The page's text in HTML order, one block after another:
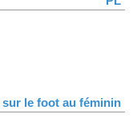
sur le foot au féminin